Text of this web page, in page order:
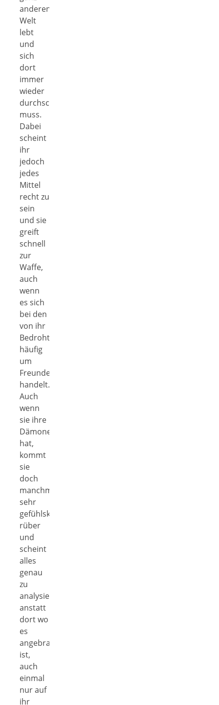
anderen
Welt
lebt
und
sich
dort
immer
wieder
durchschlagen
muss.
Dabei
scheint
ihr
jedoch
jedes
Mittel
recht zu
sein
und sie
greift
schnell
zur
Waffe,
auch
wenn
es sich
bei den
von ihr
Bedrohten
häufig
um
Freunde
handelt.
Auch
wenn
sie ihre
Dämonen
hat,
kommt
sie
doch
manchmal
sehr
gefühlskalt
rüber
und
scheint
alles
genau
zu
analysieren,
anstatt
dort wo
es
angebracht
ist,
auch
einmal
nur auf
ihr